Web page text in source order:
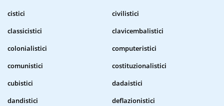
cistici
civilistici
classicistici
clavicembalistici
colonialistici
computeristici
comunistici
costituzionalistici
cubistici
dadaistici
dandistici
deflazionistici